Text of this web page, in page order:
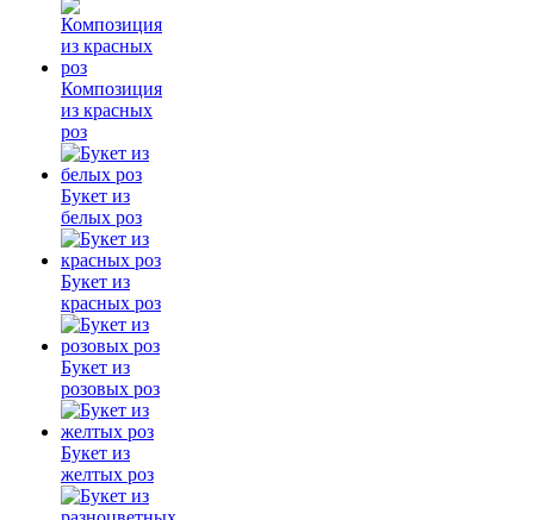
Композиция
из красных
роз
Букет из
белых роз
Букет из
красных роз
Букет из
розовых роз
Букет из
желтых роз